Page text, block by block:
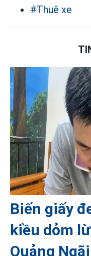
#Thuê xe
Biến giấy
kiều dỏm
Quảng Ngãi